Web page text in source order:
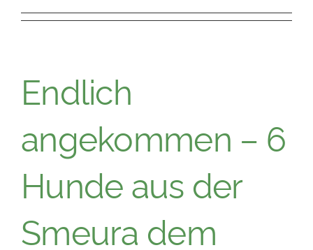
Endlich
angekommen – 6
Hunde aus der
Smeura dem